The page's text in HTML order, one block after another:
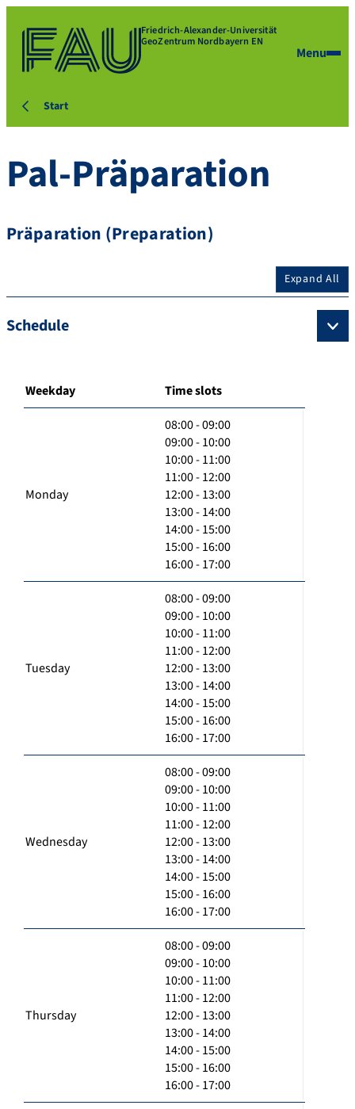
Friedrich-Alexander-Universität
GeoZentrum Nordbayern EN
Menu
Start
Pal-Präparation
Präparation (Preparation)
Expand All
Schedule
Weekday Time slots
Monday
08:00 - 09:00
09:00 - 10:00
10:00 - 11:00
11:00 - 12:00
12:00 - 13:00
13:00 - 14:00
14:00 - 15:00
15:00 - 16:00
16:00 - 17:00
Tuesday
08:00 - 09:00
09:00 - 10:00
10:00 - 11:00
11:00 - 12:00
12:00 - 13:00
13:00 - 14:00
14:00 - 15:00
15:00 - 16:00
16:00 - 17:00
Wednesday
08:00 - 09:00
09:00 - 10:00
10:00 - 11:00
11:00 - 12:00
12:00 - 13:00
13:00 - 14:00
14:00 - 15:00
15:00 - 16:00
16:00 - 17:00
Thursday
08:00 - 09:00
09:00 - 10:00
10:00 - 11:00
11:00 - 12:00
12:00 - 13:00
13:00 - 14:00
14:00 - 15:00
15:00 - 16:00
16:00 - 17:00